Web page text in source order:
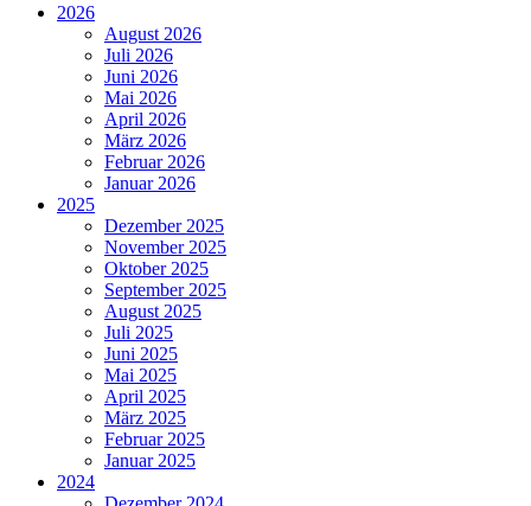
2026
August 2026
Juli 2026
Juni 2026
Mai 2026
April 2026
März 2026
Februar 2026
Januar 2026
2025
Dezember 2025
November 2025
Oktober 2025
September 2025
August 2025
Juli 2025
Juni 2025
Mai 2025
April 2025
März 2025
Februar 2025
Januar 2025
2024